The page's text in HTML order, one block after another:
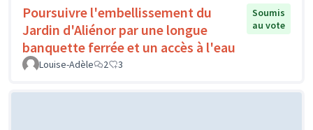
Poursuivre l'embellissement du
Jardin d'Aliénor par une longue
banquette ferrée et un accès à l'eau
Soumis
au vote
Louise-Adèle 2 3